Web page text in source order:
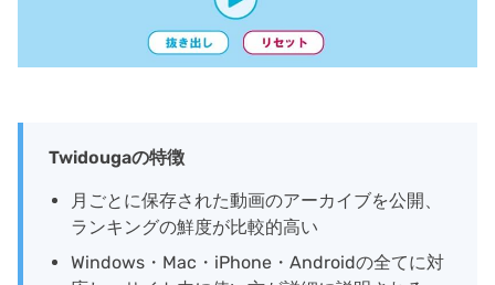
Twidougaの特徴
月ごとに保存された動画のアーカイブを公開、
ランキングの鮮度が比較的高い
Windows・Mac・iPhone・Androidの全てに対